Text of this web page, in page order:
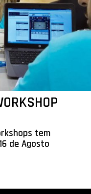
tem
de Agosto